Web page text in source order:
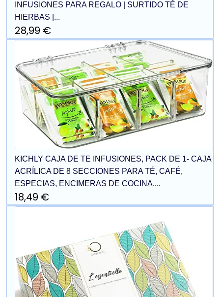
INFUSIONES PARA REGALO | SURTIDO TÉ DE
HIERBAS |...
28,99 €
KICHLY CAJA DE TE INFUSIONES, PACK DE 1- CAJA
ACRÍLICA DE 8 SECCIONES PARA TÉ, CAFÉ,
ESPECIAS, ENCIMERAS DE COCINA,...
18,49 €